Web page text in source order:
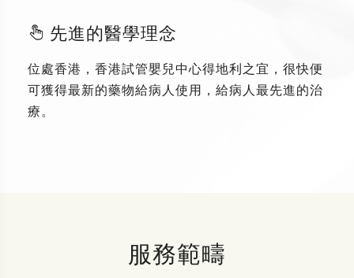
先進的醫學理念
位處香港，香港試管嬰兒中心得地利之宜，很快便
可獲得最新的藥物給病人使用，給病人最先進的治
療。
服務範疇